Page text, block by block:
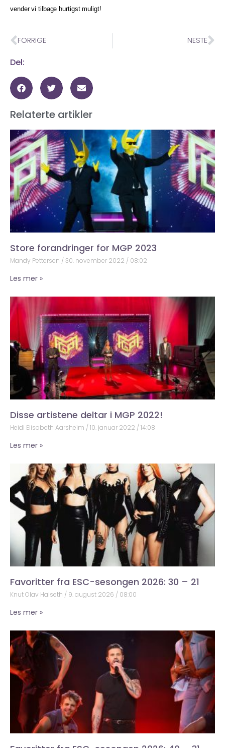
vender vi tilbage hurtigst muligt!
FORRIGE NESTE
Del:
Relaterte artikler
Store forandringer for MGP 2023
Mandy Pettersen 30. november 2022 08:02
Les mer »
Disse artistene deltar i MGP 2022!
Heidi Elisabeth Aarsheim 10. januar 2022 14:08
Les mer »
Favoritter fra ESC-sesongen 2026: 30 – 21
Knut Olav Halseth 9. august 2026 08:00
Les mer »